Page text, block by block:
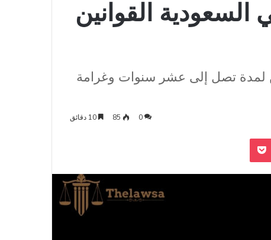
القوانين
لمدة تصل إلى عشر سنوات وغرامة
0
85
‫Pocket